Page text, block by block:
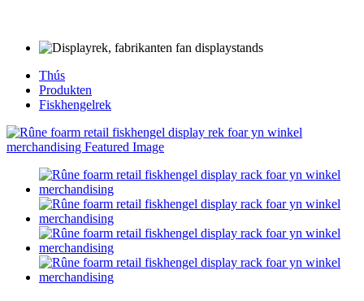
Thús
Produkten
Fiskhengelrek